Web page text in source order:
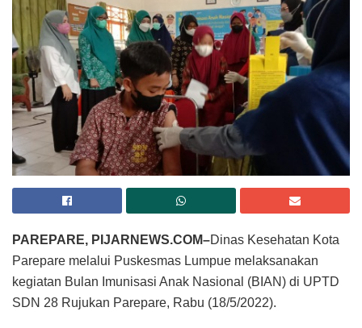
PAREPARE, PIJARNEWS.COM–Dinas Kesehatan Kota
Parepare melalui Puskesmas Lumpue melaksanakan
kegiatan Bulan Imunisasi Anak Nasional (BIAN) di UPTD
SDN 28 Rujukan Parepare, Rabu (18/5/2022).